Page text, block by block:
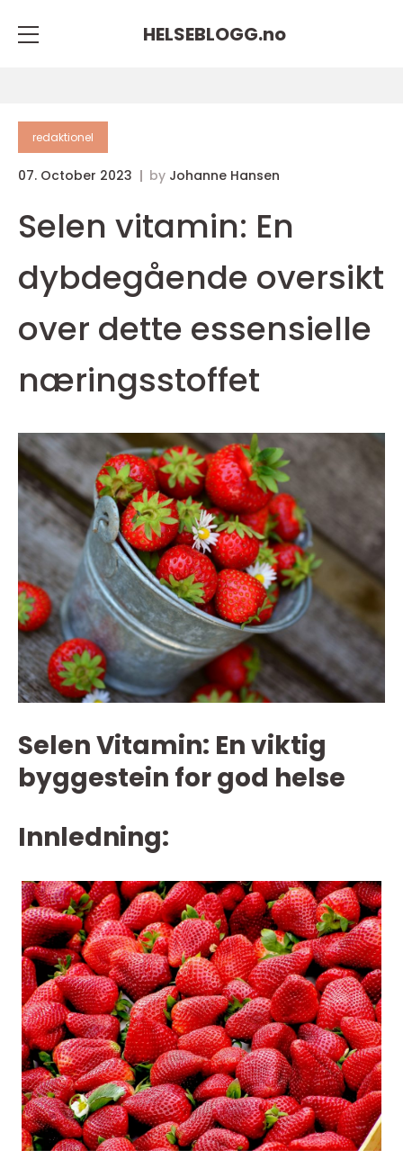
HELSEBLOGG.no
redaktionel
07. October 2023 by Johanne Hansen
Selen vitamin: En
dybdegående oversikt
over dette essensielle
næringsstoffet
Selen Vitamin: En viktig
byggestein for god helse
Innledning: